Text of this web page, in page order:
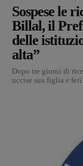
Sospese le
Billal, il
delle
alta”
Dopo tre giorni di
uccise sua figlia e ferì...